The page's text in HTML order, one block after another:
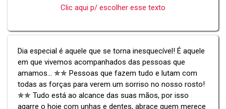
Clic aqui p/ escolher esse texto
Dia especial é aquele que se torna inesquecível! É aquele
em que vivemos acompanhados das pessoas que
amamos... ✯✯ Pessoas que fazem tudo e lutam com
todas as forças para verem um sorriso no nosso rosto!
✯✯ Tudo está ao alcance das suas mãos, por isso
agarre o hoje com unhas e dentes, abrace quem merece